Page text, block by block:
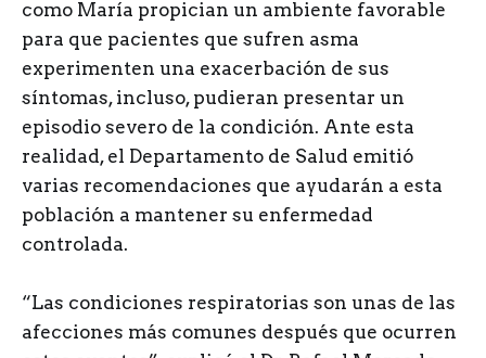
como María propician un ambiente favorable
para que pacientes que sufren asma
experimenten una exacerbación de sus
síntomas, incluso, pudieran presentar un
episodio severo de la condición. Ante esta
realidad, el Departamento de Salud emitió
varias recomendaciones que ayudarán a esta
población a mantener su enfermedad
controlada.
“Las condiciones respiratorias son unas de las
afecciones más comunes después que ocurren